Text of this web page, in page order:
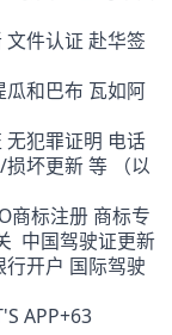
件认证 赴华签
瓜和巴布 瓦如阿
无犯罪证明 电话
坏更新 等 （以
商标注册 商标专
中国驾驶证更新
行开户 国际驾驶
APP+63